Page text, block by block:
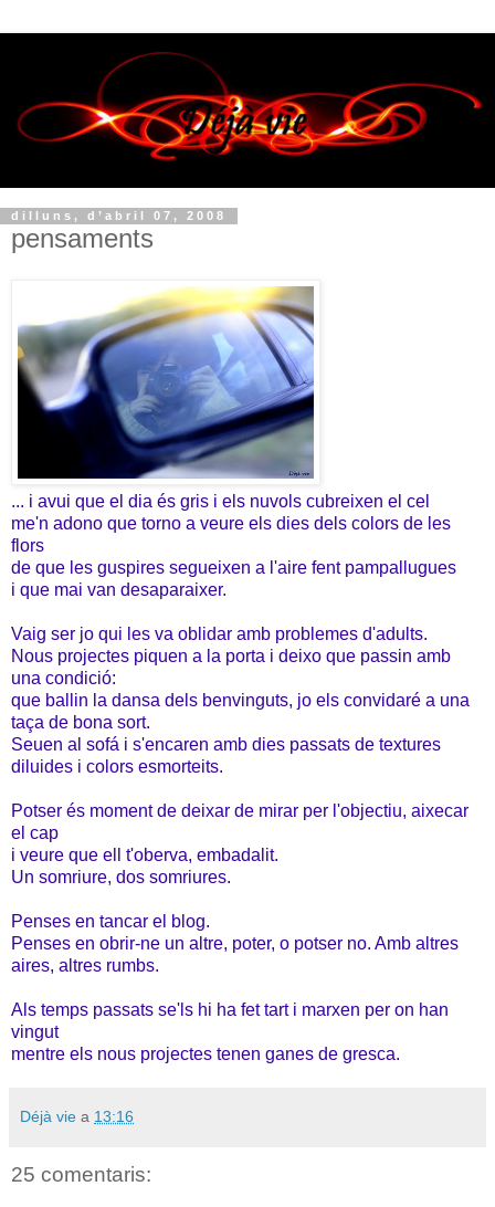
dilluns, d’abril 07, 2008
pensaments
... i avui que el dia és gris i els nuvols cubreixen el cel
me'n adono que torno a veure els dies dels colors de les
flors
de que les guspires segueixen a l'aire fent pampallugues
i que mai van desaparaixer.
Vaig ser jo qui les va oblidar amb problemes d'adults.
Nous projectes piquen a la porta i deixo que passin amb
una condició:
que ballin la dansa dels benvinguts, jo els convidaré a una
taça de bona sort.
Seuen al sofá i s'encaren amb dies passats de textures
diluides i colors esmorteits.
Potser és moment de deixar de mirar per l'objectiu, aixecar
el cap
i veure que ell t'oberva, embadalit.
Un somriure, dos somriures.
Penses en tancar el blog.
Penses en obrir-ne un altre, poter, o potser no. Amb altres
aires, altres rumbs.
Als temps passats se'ls hi ha fet tart i marxen per on han
vingut
mentre els nous projectes tenen ganes de gresca.
Déjà vie a 13:16
25 comentaris: